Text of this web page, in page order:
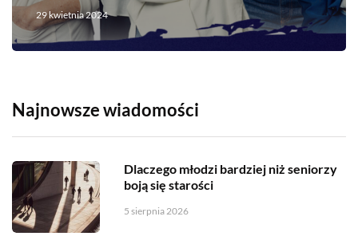
29 kwietnia 2024
Najnowsze wiadomości
Dlaczego młodzi bardziej niż seniorzy
boją się starości
5 sierpnia 2026